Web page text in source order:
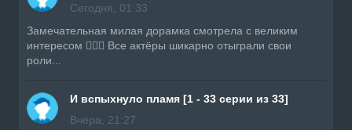
Сегодня, 01:33
Замечательная милая дорамка смотрела с великим
интересом 👍🏼🔥 Все актёры шикарно отыграли свои
роли...
И вспыхнуло пламя [1 - 33 серии из 33]
Вчера, 21:27